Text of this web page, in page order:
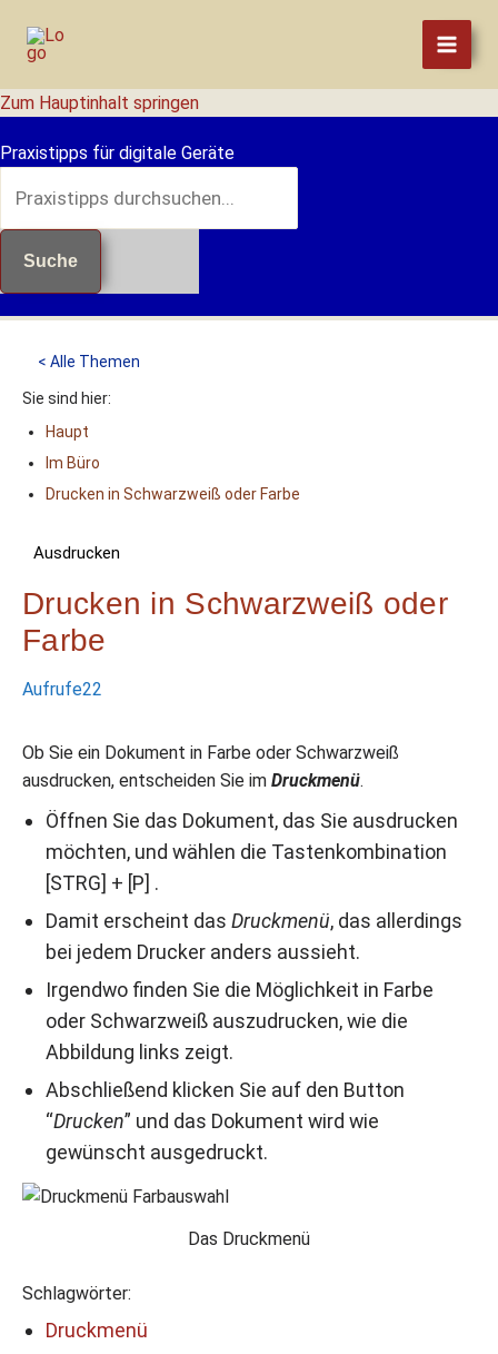
Inhalt
springen
Zum Hauptinhalt springen
Praxistipps für digitale Geräte
Suche
< Alle Themen
Sie sind hier:
Haupt
Im Büro
Drucken in Schwarzweiß oder Farbe
Ausdrucken
Drucken in Schwarzweiß oder
Farbe
Aufrufe22
Ob Sie ein Dokument in Farbe oder Schwarzweiß
ausdrucken, entscheiden Sie im Druckmenü.
Öffnen Sie das Dokument, das Sie ausdrucken
möchten, und wählen die Tastenkombination
[STRG] + [P] .
Damit erscheint dasDruckmenü, das allerdings
bei jedem Drucker anders aussieht.
Irgendwo finden Sie die Möglichkeit in Farbe
oder Schwarzweiß auszudrucken, wie die
Abbildung links zeigt.
Abschließend klicken Sie auf den Button
“Drucken” und das Dokument wird wie
gewünscht ausgedruckt.
Das Druckmenü
Schlagwörter:
Druckmenü